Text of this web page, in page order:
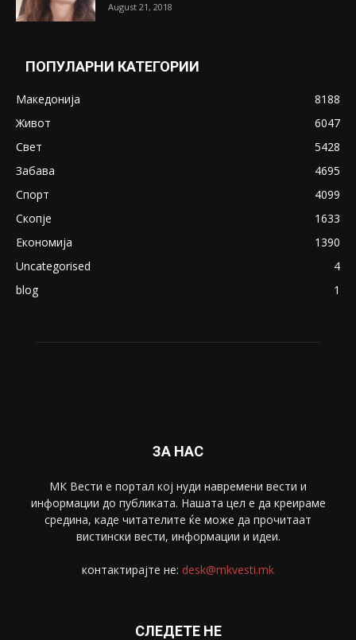
August 21, 2018
ПОПУЛАРНИ КАТЕГОРИИ
Македонија
8188
Живот
6047
Свет
5428
Забава
4695
Спорт
4099
Скопје
1633
Економија
1390
Uncategorised
4
blog
1
ЗА НАС
МК Вести е портал коj нуди навремени вести и
информации до публиката. Нашата цел е да креираме
средина, каде читателите ќе може да прочитаат
вистински вести, информации и идеи.
контактирајте не: desk@mkvesti.mk
СЛЕДЕТЕ НЕ